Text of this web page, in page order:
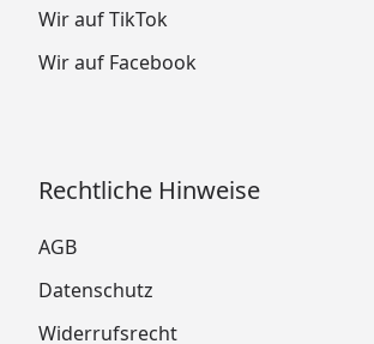
Wir auf TikTok
Wir auf Facebook
Rechtliche Hinweise
AGB
Datenschutz
Widerrufsrecht